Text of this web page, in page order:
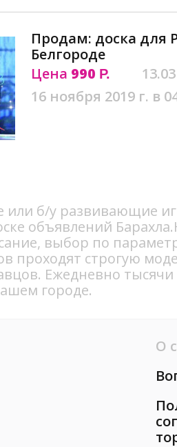
Продам: доска для
Белгороде
Цена 990 Р.
16 ноября 2019 г. в
или б/у развивающие
объявлений
выбор по
проходят строгую
Ежедневно
городе.
О